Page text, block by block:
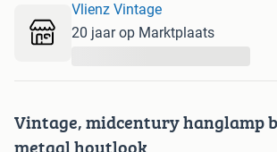
Vintage, midcentury hanglamp
Vlienz Vintage
20 jaar op Marktplaats